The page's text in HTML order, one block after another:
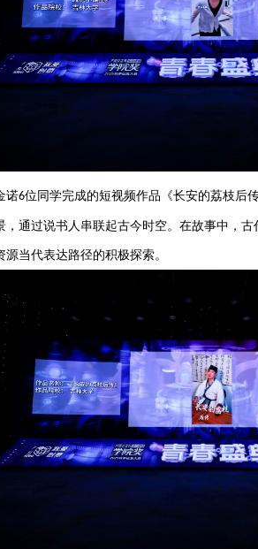
诺6位同学完成的短视频作品《长安的荔枝后
通过说书人串联起古今时空。在故事中，古
当代表达路径的积极探索。